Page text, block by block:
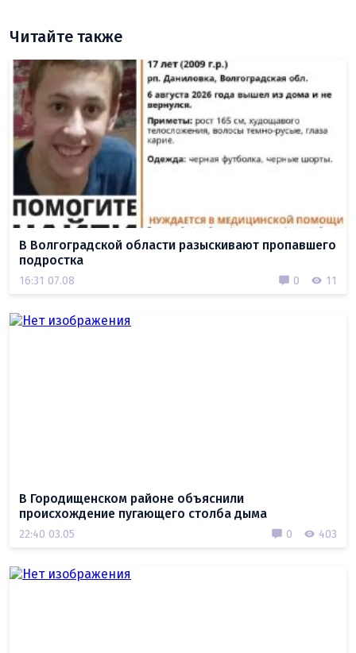
Читайте также
В Волгоградской области разыскивают пропавшего
подростка
16:31 07.08 0 11
В Городищенском районе объяснили
происхождение пугающего столба дыма
22:40 03.05 0 403